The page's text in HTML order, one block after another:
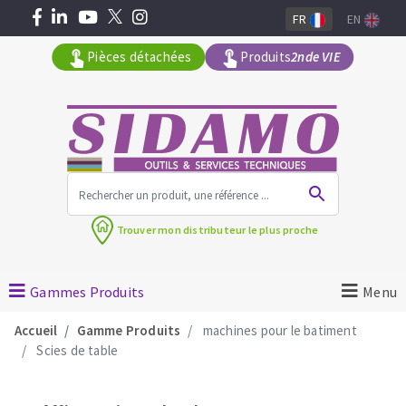
MACHINES POUR LE BATIMENT
Meuleuses angulaires
Surfaceuses à béton
Pièces détachées Produits2nde VIE
FR EN
Trouver mondistributeur le plus proche
Gammes Produits Menu
Accueil Gamme Produits
machines pour le batiment
Scies de table